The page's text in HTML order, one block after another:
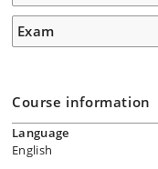
Exam
Course information
Language
English